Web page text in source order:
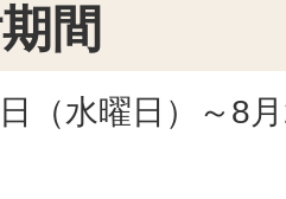
間
（水曜日）～8